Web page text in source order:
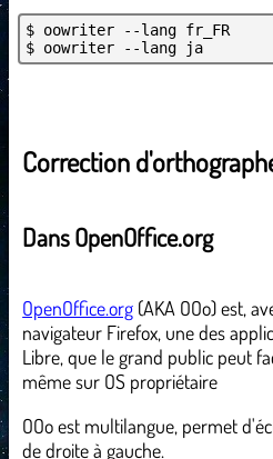
$ oowriter --lang fr_FR
$ oowriter --lang ja
Correction
Dans OpenOffice.org
OpenOffice.org (AKA OOo) est,
navigateur Firefox, une des
Libre, que le grand public peut
même sur OS propriétaire
OOo est multilangue, permet
de droite à gauche.